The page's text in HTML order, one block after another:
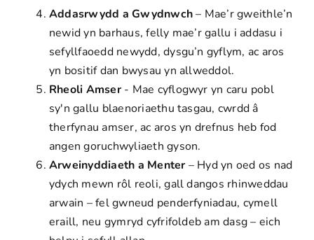
Addasrwydd a Gwydnwch– Mae’r gweithle’n
newid yn barhaus, felly mae’r gallu i addasu i
sefyllfaoedd newydd, dysgu’n gyflym, ac aros
yn bositif dan bwysau yn allweddol.
Rheoli Amser- Mae cyflogwyr yn caru pobl
sy'n gallu blaenoriaethu tasgau, cwrdd â
therfynau amser, ac aros yn drefnus heb fod
angen goruchwyliaeth gyson.
Arweinyddiaeth a Menter – Hyd yn oed os nad
ydych mewn rôl reoli, gall dangos rhinweddau
arwain – fel gwneud penderfyniadau, cymell
eraill, neu gymryd cyfrifoldeb am dasg – eich